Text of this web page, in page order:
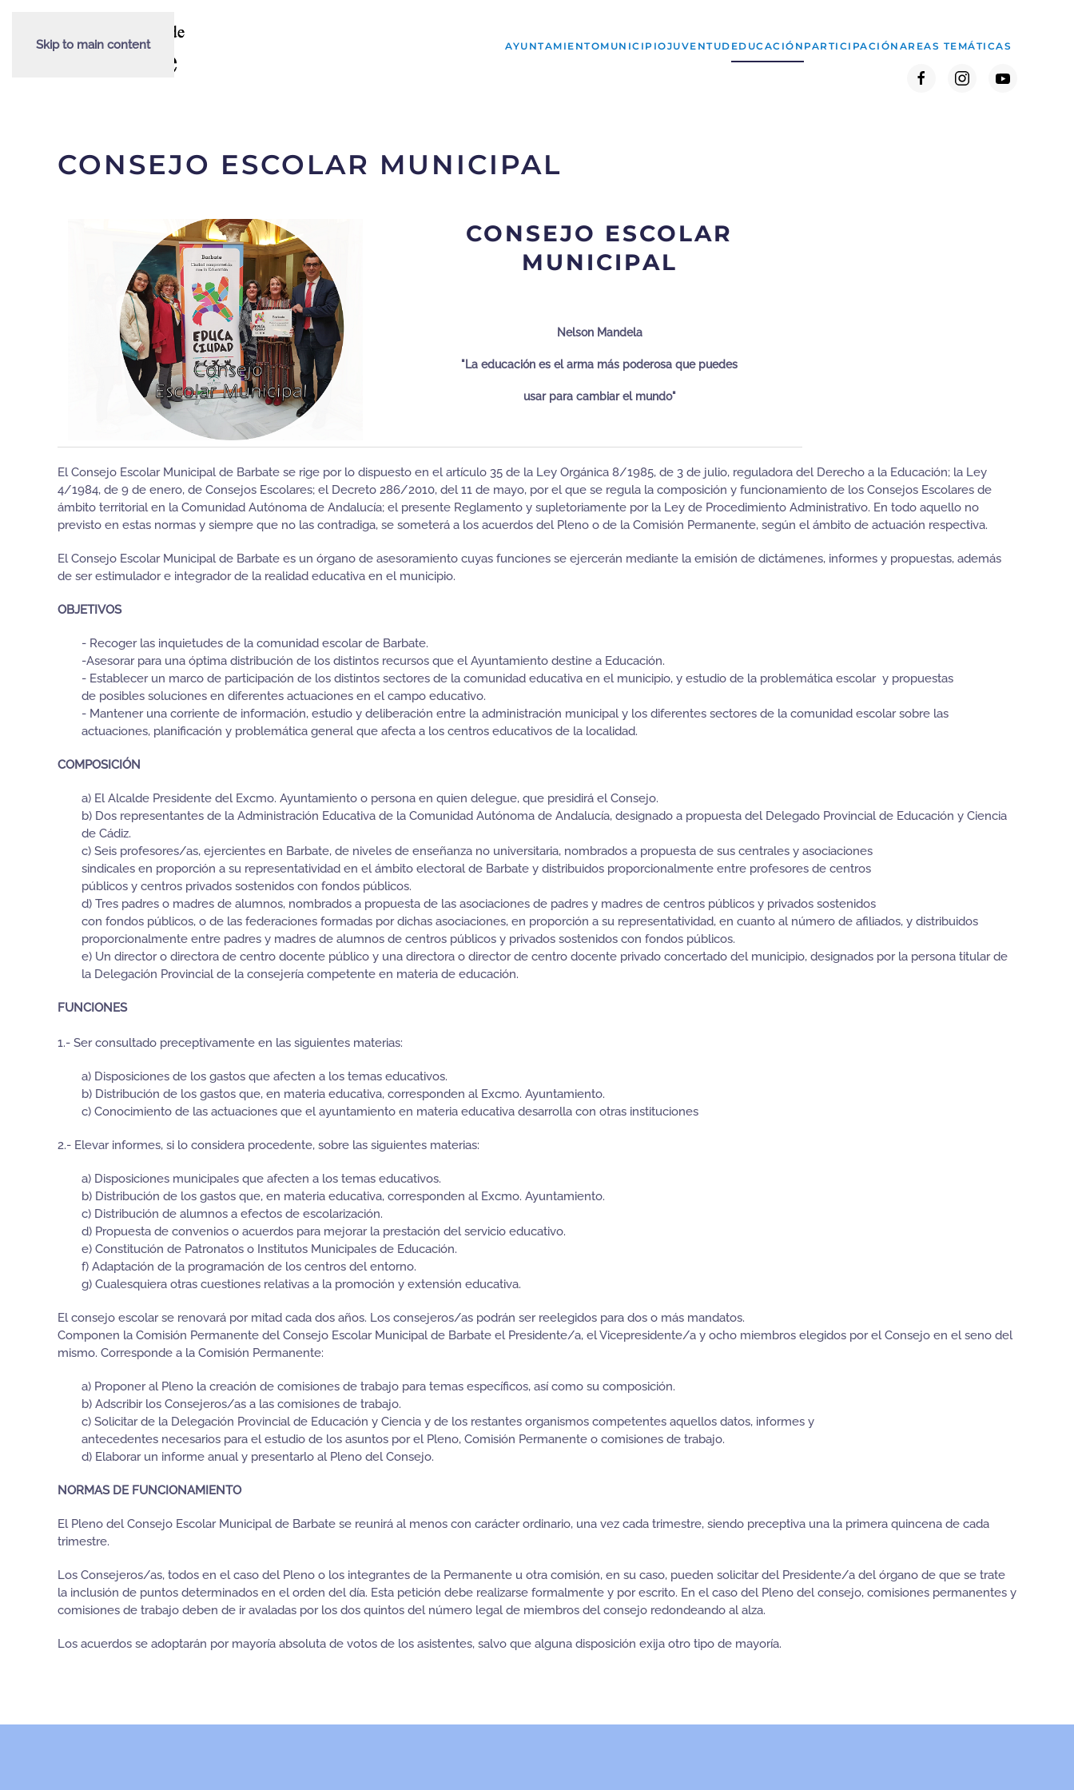
Skip to main content AYUNTAMIENTOMUNICIPIOJUVENTUD EDUCACIÓN PARTICIPACIÓN AREAS TEMÁTICAS
CONSEJO ESCOLAR MUNICIPAL
CONSEJO ESCOLAR
MUNICIPAL
Nelson Mandela
"La educación es el arma más poderosa que puedes
usar para cambiar el mundo"
El Consejo Escolar Municipal de Barbate se rige por lo dispuesto en el artículo 35 de la Ley Orgánica 8/1985, de 3 de julio, reguladora del Derecho a la Educación; la Ley
4/1984, de 9 de enero, de Consejos Escolares; el Decreto 286/2010, del 11 de mayo, por el que se regula la composición y funcionamiento de los Consejos Escolares de
ámbito territorial en la Comunidad Autónoma de Andalucía; el presente Reglamento y supletoriamente por la Ley de Procedimiento Administrativo. En todo aquello no
previsto en estas normas y siempre que no las contradiga, se someterá a los acuerdos del Pleno o de la Comisión Permanente, según el ámbito de actuación respectiva.
El Consejo Escolar Municipal de Barbate es un órgano de asesoramiento cuyas funciones se ejercerán mediante la emisión de dictámenes, informes y propuestas, además
de ser estimulador e integrador de la realidad educativa en el municipio.
OBJETIVOS
- Recoger las inquietudes de la comunidad escolar de Barbate.
-Asesorar para una óptima distribución de los distintos recursos que el Ayuntamiento destine a Educación.
- Establecer un marco de participación de los distintos sectores de la comunidad educativa en el municipio, y estudio de la problemática escolar y propuestas
de posibles soluciones en diferentes actuaciones en el campo educativo.
- Mantener una corriente de información, estudio y deliberación entre la administración municipal y los diferentes sectores de la comunidad escolar sobre las
actuaciones, planificación y problemática general que afecta a los centros educativos de la localidad.
COMPOSICIÓN
a) El Alcalde Presidente del Excmo. Ayuntamiento o persona en quien delegue, que presidirá el Consejo.
b) Dos representantes de la Administración Educativa de la Comunidad Autónoma de Andalucía, designado a propuesta del Delegado Provincial de Educación y Ciencia
de Cádiz.
c) Seis profesores/as, ejercientes en Barbate, de niveles de enseñanza no universitaria, nombrados a propuesta de sus centrales y asociaciones
sindicales en proporción a su representatividad en el ámbito electoral de Barbate y distribuidos proporcionalmente entre profesores de centros
públicos y centros privados sostenidos con fondos públicos.
d) Tres padres o madres de alumnos, nombrados a propuesta de las asociaciones de padres y madres de centros públicos y privados sostenidos
con fondos públicos, o de las federaciones formadas por dichas asociaciones, en proporción a su representatividad, en cuanto al número de afiliados, y distribuidos
proporcionalmente entre padres y madres de alumnos de centros públicos y privados sostenidos con fondos públicos.
e) Un director o directora de centro docente público y una directora o director de centro docente privado concertado del municipio, designados por la persona titular de
la Delegación Provincial de la consejería competente en materia de educación.
FUNCIONES
1.- Ser consultado preceptivamente en las siguientes materias:
a) Disposiciones de los gastos que afecten a los temas educativos.
b) Distribución de los gastos que, en materia educativa, corresponden al Excmo. Ayuntamiento.
c) Conocimiento de las actuaciones que el ayuntamiento en materia educativa desarrolla con otras instituciones
2.- Elevar informes, si lo considera procedente, sobre las siguientes materias:
a) Disposiciones municipales que afecten a los temas educativos.
b) Distribución de los gastos que, en materia educativa, corresponden al Excmo. Ayuntamiento.
c) Distribución de alumnos a efectos de escolarización.
d) Propuesta de convenios o acuerdos para mejorar la prestación del servicio educativo.
e) Constitución de Patronatos o Institutos Municipales de Educación.
f) Adaptación de la programación de los centros del entorno.
g) Cualesquiera otras cuestiones relativas a la promoción y extensión educativa.
El consejo escolar se renovará por mitad cada dos años. Los consejeros/as podrán ser reelegidos para dos o más mandatos.
Componen la Comisión Permanente del Consejo Escolar Municipal de Barbate el Presidente/a, el Vicepresidente/a y ocho miembros elegidos por el Consejo en el seno del
mismo. Corresponde a la Comisión Permanente:
a) Proponer al Pleno la creación de comisiones de trabajo para temas específicos, así como su composición.
b) Adscribir los Consejeros/as a las comisiones de trabajo.
c) Solicitar de la Delegación Provincial de Educación y Ciencia y de los restantes organismos competentes aquellos datos, informes y
antecedentes necesarios para el estudio de los asuntos por el Pleno, Comisión Permanente o comisiones de trabajo.
d) Elaborar un informe anual y presentarlo al Pleno del Consejo.
NORMAS DE FUNCIONAMIENTO
El Pleno del Consejo Escolar Municipal de Barbate se reunirá al menos con carácter ordinario, una vez cada trimestre, siendo preceptiva una la primera quincena de cada
trimestre.
Los Consejeros/as, todos en el caso del Pleno o los integrantes de la Permanente u otra comisión, en su caso, pueden solicitar del Presidente/a del órgano de que se trate
la inclusión de puntos determinados en el orden del día. Esta petición debe realizarse formalmente y por escrito. En el caso del Pleno del consejo, comisiones permanentes y
comisiones de trabajo deben de ir avaladas por los dos quintos del número legal de miembros del consejo redondeando al alza.
Los acuerdos se adoptarán por mayoría absoluta de votos de los asistentes, salvo que alguna disposición exija otro tipo de mayoría.